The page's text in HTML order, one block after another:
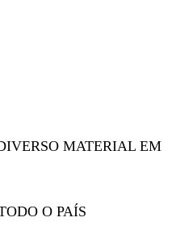
MATERIAL EM
O PAÍS